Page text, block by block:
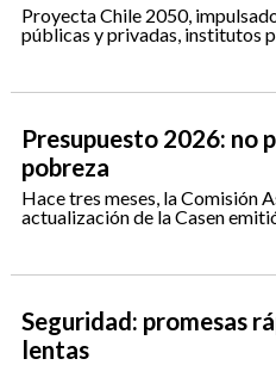
Proyecta Chile 2050,
públicas y privadas, institutos
Presupuesto 2026: no
pobreza
Hace tres meses, la Comisión
actualización de la Casen
Seguridad: promesas
lentas